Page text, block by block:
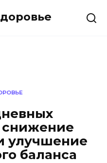
улучшение
баланса